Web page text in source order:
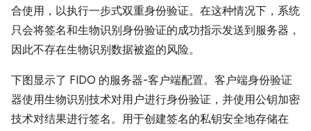
合使用，以执行一步式双重身份验证。在这种情况下，系统
只会将签名和生物识别身份验证的成功指示发送到服务器，
因此不存在生物识别数据被盗的风险。
下图显示了 FIDO 的服务器-客户端配置。客户端身份验证
器使用生物识别技术对用户进行身份验证，并使用公钥加密
技术对结果进行签名。用于创建签名的私钥安全地存储在